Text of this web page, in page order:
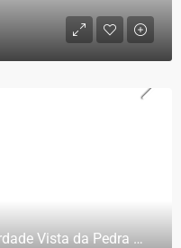
Casa/Terreno a Venda no Liberdade Vista da Pedra – Venda Nova do Imigrante